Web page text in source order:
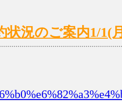
状況のご案内1/1(